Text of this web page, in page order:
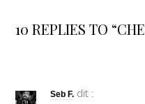
10 REPLIES TO
Seb F. dit :